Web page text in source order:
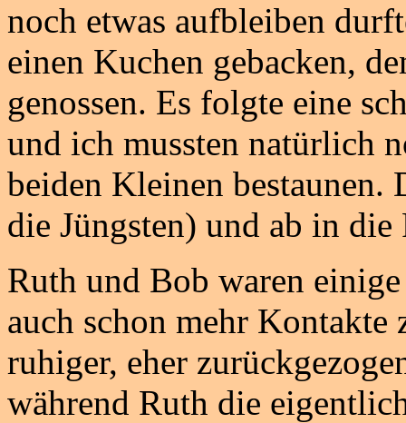
noch etwas aufbleiben
einen Kuchen gebacken,
genossen. Es folgte eine
und ich mussten natürlich
beiden Kleinen bestaunen.
die Jüngsten) und ab in die
Ruth und Bob waren
auch schon mehr Kontakte
ruhiger, eher
während Ruth die